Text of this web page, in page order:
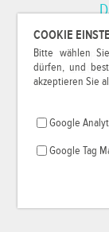
COOKIE
Bitte wählen
dürfen, und
akzeptieren Sie
Google
Google Tag
*Alle
©